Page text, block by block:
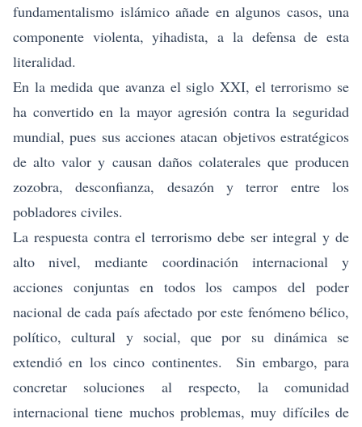
fundamentalismo islámico añade en algunos casos, una
componente violenta, yihadista, a la defensa de esta
literalidad.
En la medida que avanza el siglo XXI, el terrorismo se
ha convertido en la mayor agresión contra la seguridad
mundial, pues sus acciones atacan objetivos estratégicos
de alto valor y causan daños colaterales que producen
zozobra, desconfianza, desazón y terror entre los
pobladores civiles.
La respuesta contra el terrorismo debe ser integral y de
alto nivel, mediante coordinación internacional y
acciones conjuntas en todos los campos del poder
nacional de cada país afectado por este fenómeno bélico,
político, cultural y social, que por su dinámica se
extendió en los cinco continentes. Sin embargo, para
concretar soluciones al respecto, la comunidad
internacional tiene muchos problemas, muy difíciles de